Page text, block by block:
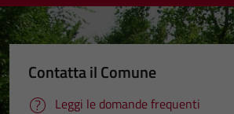
Contatta il Comune
Leggi le domande frequenti